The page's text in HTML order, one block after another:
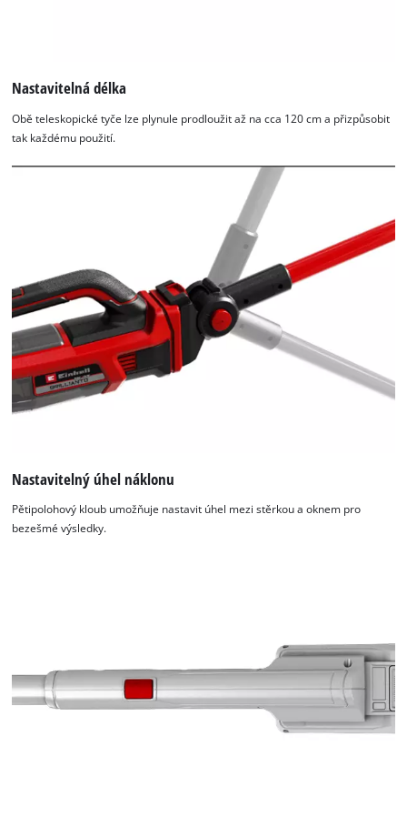
Nastavitelná délka
Obě teleskopické tyče lze plynule prodloužit až na cca 120 cm a přizpůsobit
tak každému použití.
Nastavitelný úhel náklonu
Pětipolohový kloub umožňuje nastavit úhel mezi stěrkou a oknem pro
bezešmé výsledky.